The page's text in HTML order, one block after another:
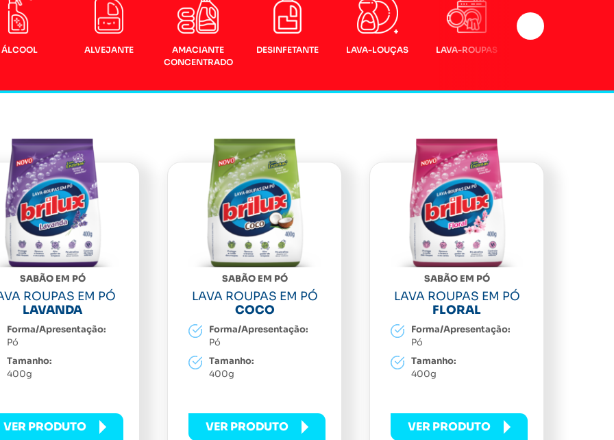
ÁLCOOL ALVEJANTE
AMACIANTE
CONCENTRADO
DESINFETANTE LAVA-LOUÇAS LAVA-ROUPAS
SABÃO EM PÓ
ROUPAS EM PÓ
LAVANDA
Forma/Apresentação:
Pó
Tamanho:
400g
VER PRODUTO
SABÃO EM PÓ
LAVA ROUPAS EM PÓ
COCO
Forma/Apresentação:
Pó
Tamanho:
400g
VER PRODUTO
SABÃO EM PÓ
LAVA ROUPAS EM PÓ
FLORAL
Forma/Apresentação:
Pó
Tamanho:
400g
VER PRODUTO